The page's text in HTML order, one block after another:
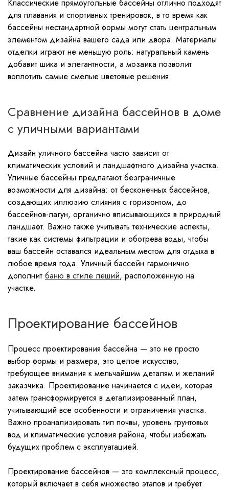
Классические прямоугольные бассейны отлично подходят
для плавания и спортивных тренировок, в то время как
бассейны нестандартной формы могут стать центральным
элементом дизайна вашего сада или двора. Материалы
отделки играют не меньшую роль: натуральный камень
добавит шика и элегантности, а мозаика позволит
воплотить самые смелые цветовые решения.
Сравнение дизайна бассейнов в доме
с уличными вариантами
Дизайн уличного бассейна часто зависит от
климатических условий и ландшафтного дизайна участка.
Уличные бассейны предлагают безграничные
возможности для дизайна: от бесконечных бассейнов,
создающих иллюзию слияния с горизонтом, до
бассейнов-лагун, органично вписывающихся в природный
ландшафт. Важно также учитывать технические аспекты,
такие как системы фильтрации и обогрева воды, чтобы
ваш бассейн оставался идеальным местом для отдыха в
любое время года. Уличный бассейн гармонично
дополнит баню в стиле леший, расположенную на
участке.
Проектирование бассейнов
Процесс проектирования бассейна — это не просто
выбор формы и размера; это целое искусство,
требующее внимания к мельчайшим деталям и желаний
заказчика. Проектирование начинается с идеи, которая
затем трансформируется в детализированный план,
учитывающий все особенности и ограничения участка.
Важно проанализировать тип почвы, уровень грунтовых
вод и климатические условия района, чтобы избежать
будущих проблем с эксплуатацией.
Проектирование бассейнов — это комплексный процесс,
который включает в себя множество этапов и требует